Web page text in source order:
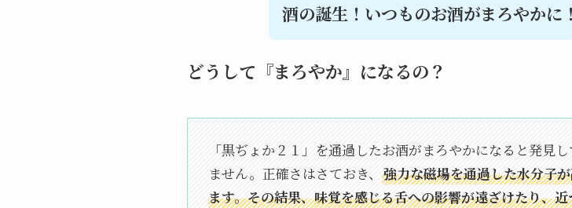
酒の誕生！いつものお酒がまろやかに！
どうして『まろやか』になるの？
「黒ぢょか２１」を通過したお酒がまろやかになると発見
ません。正確さはさておき、 強力な磁場を通過した水分子
ます。その結果、味覚を感じる舌への影響が遠ざけたり、